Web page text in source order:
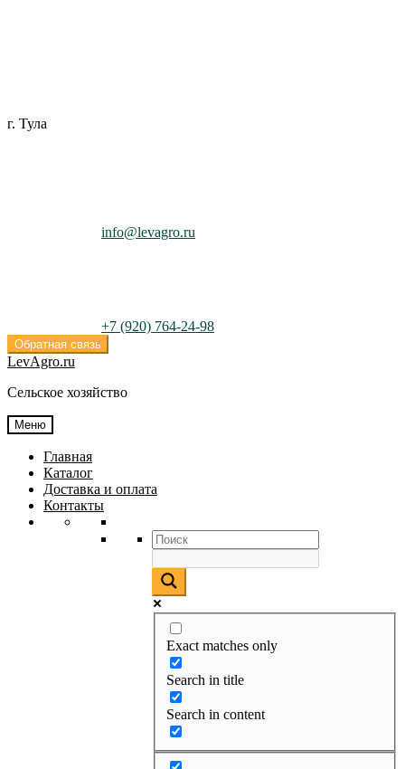
г. Тула
info@levagro.ru
+7 (920) 764-24-98
Обратная связь
LevAgro.ru
Сельское хозяйство
Меню
Главная
Каталог
Доставка и оплата
Контакты
Exact matches only
Search in title
Search in content